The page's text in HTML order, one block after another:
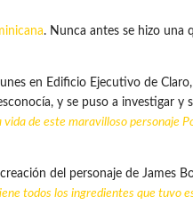
. Nunca antes se hizo una
en Edificio Ejecutivo de
y se puso a investigar y
de este maravilloso personaje
del personaje de James
todos los ingredientes que tuvo